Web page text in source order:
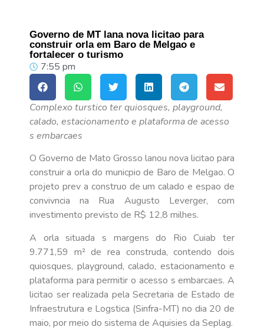
Governo de MT lana nova licitao para
construir orla em Baro de Melgao e
fortalecer o turismo
7:55 pm
Complexo turstico ter quiosques, playground,
calado, estacionamento e plataforma de acesso
s embarcaes
O Governo de Mato Grosso lanou nova licitao para
construir a orla do municpio de Baro de Melgao. O
projeto prev a construo de um calado e espao de
convivncia na Rua Augusto Leverger, com
investimento previsto de R$ 12,8 milhes.
A orla situada s margens do Rio Cuiab ter
9.771,59 m² de rea construda, contendo dois
quiosques, playground, calado, estacionamento e
plataforma para permitir o acesso s embarcaes. A
licitao ser realizada pela Secretaria de Estado de
Infraestrutura e Logstica (Sinfra-MT) no dia 20 de
maio, por meio do sistema de Aquisies da Seplag.